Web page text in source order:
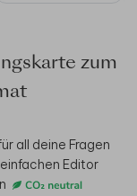
zum
all deine Fragen
Editor